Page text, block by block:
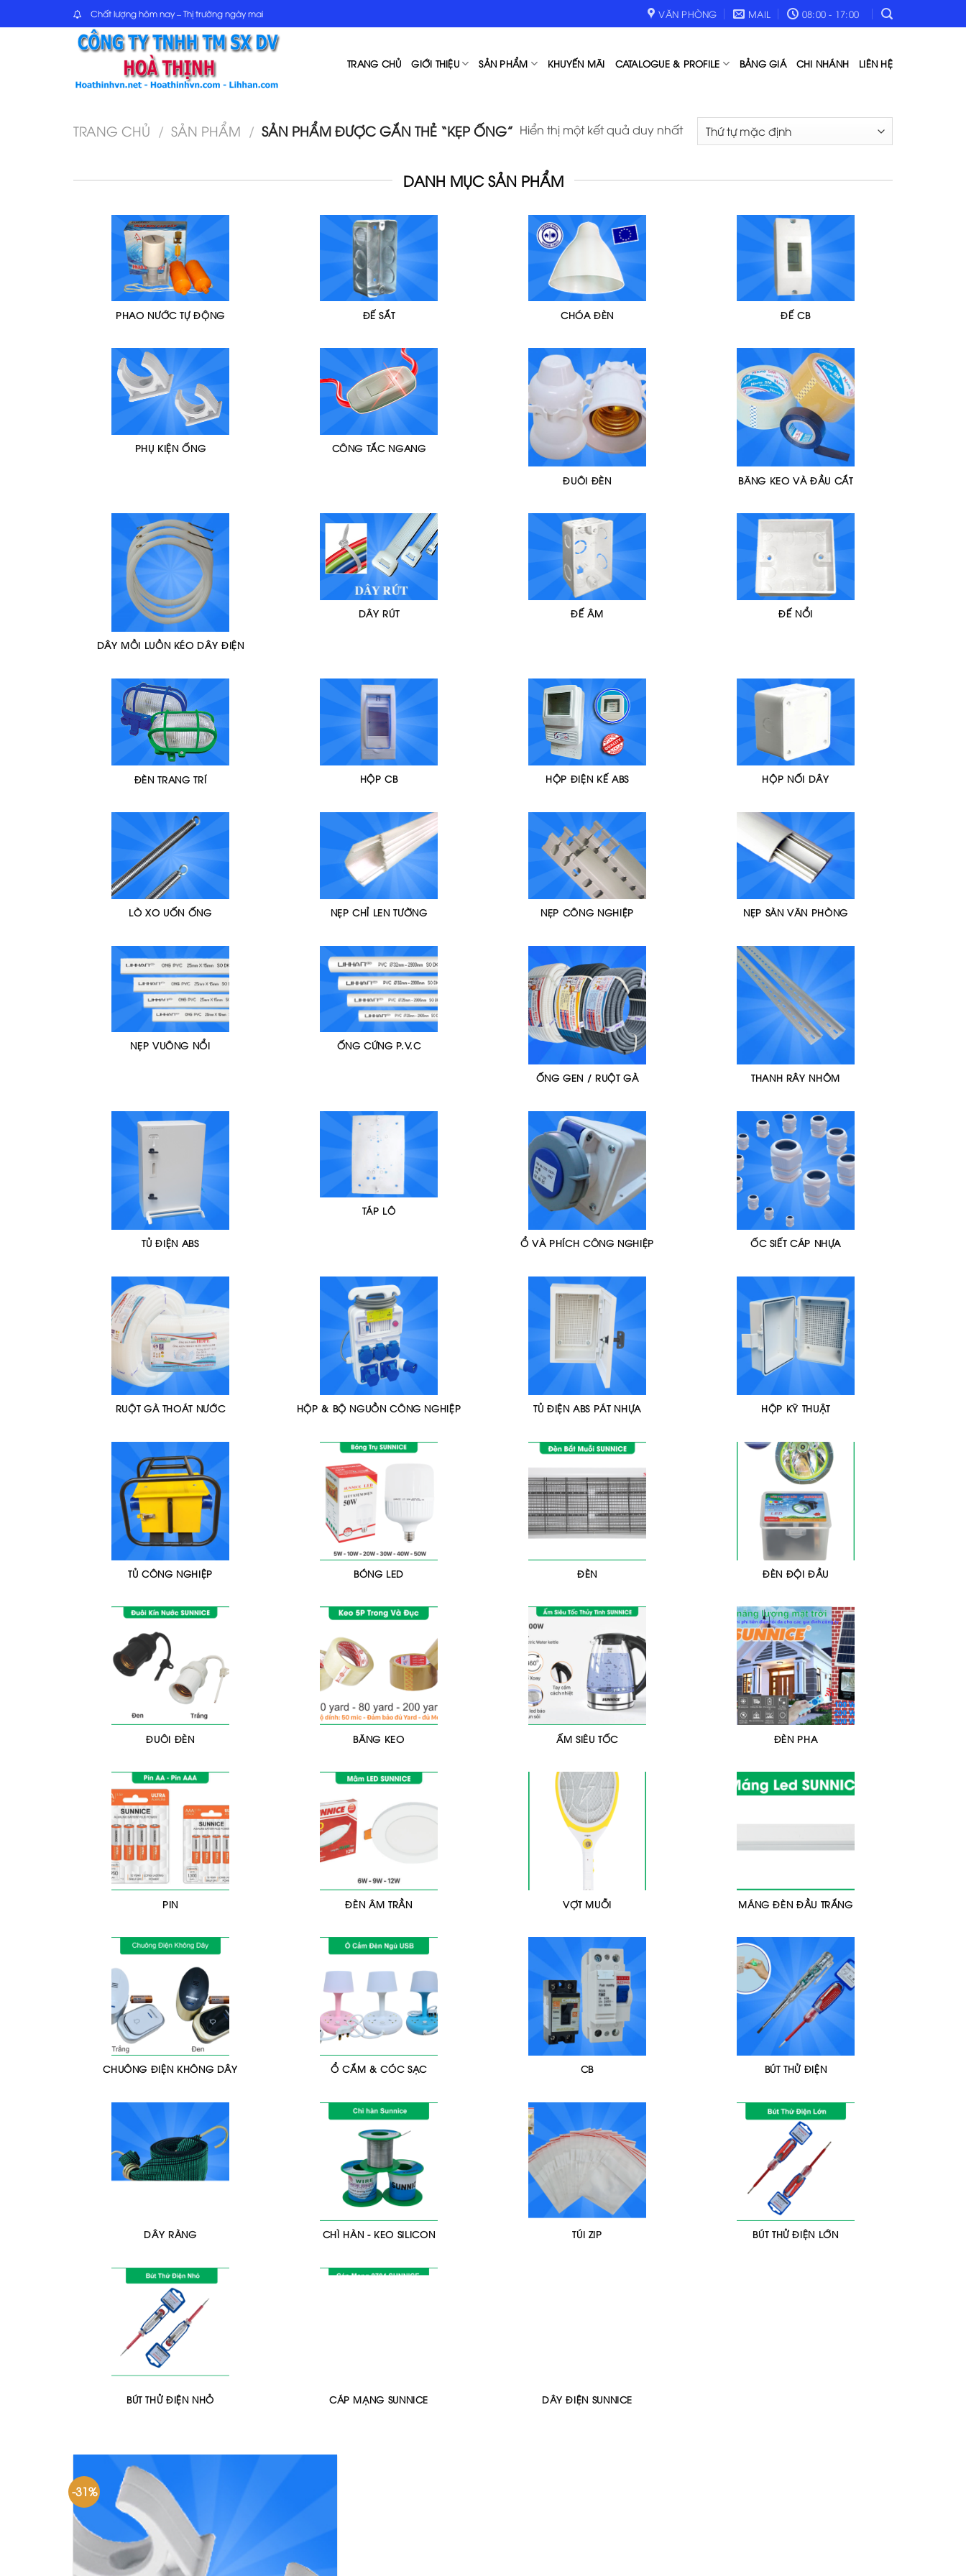
to
Chất lượng hôm nay – Thị trường ngày mai VĂN PHÒNG MAIL 08:00 - 17:00
TRANG CHỦ GIỚI THIỆU SẢN PHẨM KHUYẾN MÃI CATALOGUE & PROFILE BẢNG GIÁ CHI NHÁNH LIÊN HỆ
TRANG CHỦ / SẢN PHẨM / SẢN PHẨM ĐƯỢC GẮN THẺ “KẸP ỐNG” Hiển thị một kết quả duy nhất
DANH MỤC SẢN PHẨM
PHAO NƯỚC TỰ ĐỘNG ĐẾ SẮT CHÓA ĐÈN ĐẾ CB
PHỤ KIỆN ỐNG CÔNG TẮC NGANG
ĐUÔI ĐÈN BĂNG KEO VÀ ĐẦU CẮT
DÂY MỒI LUỒN KÉO DÂY ĐIỆN
DÂY RÚT ĐẾ ÂM ĐẾ NỔI
ĐÈN TRANG TRÍ HỘP CB HỘP ĐIỆN KẾ ABS HỘP NỐI DÂY
LÒ XO UỐN ỐNG NẸP CHỈ LEN TƯỜNG NẸP CÔNG NGHIỆP NẸP SÀN VĂN PHÒNG
NẸP VUÔNG NỔI ỐNG CỨNG P.V.C
ỐNG GEN / RUỘT GÀ THANH RÂY NHÔM
TỦ ĐIỆN ABS
TÁP LÔ
Ổ VÀ PHÍCH CÔNG NGHIỆP ỐC SIẾT CÁP NHỰA
RUỘT GÀ THOÁT NƯỚC HỘP & BỘ NGUỒN CÔNG NGHIỆP TỦ ĐIỆN ABS PÁT NHỰA HỘP KỸ THUẬT
TỦ CÔNG NGHIỆP BÓNG LED ĐÈN ĐÈN ĐỘI ĐẦU
ĐUÔI ĐÈN BĂNG KEO ẤM SIÊU TỐC ĐÈN PHA
PIN ĐÈN ÂM TRẦN VỢT MUỖI MÁNG ĐÈN ĐẦU TRẮNG
CHUÔNG ĐIỆN KHÔNG DÂY Ổ CẮM & CÓC SẠC CB BÚT THỬ ĐIỆN
DÂY RÀNG CHÌ HÀN - KEO SILICON TÚI ZIP BÚT THỬ ĐIỆN LỚN
BÚT THỬ ĐIỆN NHỎ CÁP MẠNG SUNNICE DÂY ĐIỆN SUNNICE
-31%